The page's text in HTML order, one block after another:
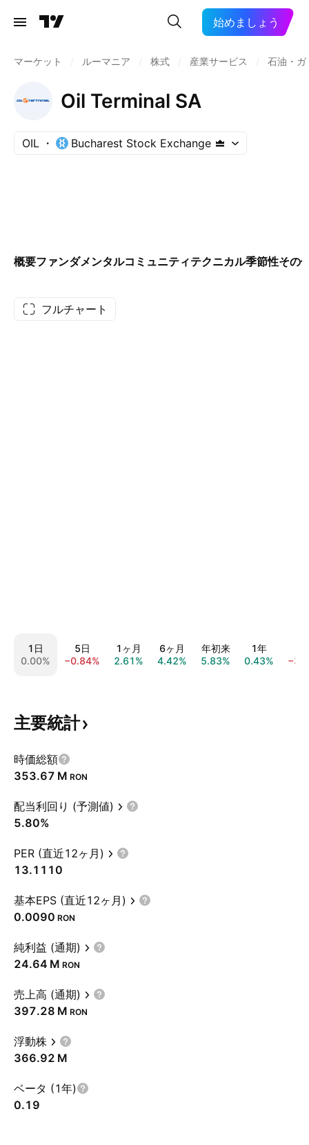
始めましょう
マーケット ルーマニア 株式 産業サービス 石油・ガ
Oil Terminal SA
OIL Bucharest Stock Exchange
概要ファンダメンタルコミュニティテクニカル季節性その
フルチャート
1日
0.00%
5日
−0.84%
1ヶ月
2.61%
6ヶ月
4.42%
年初来
5.83%
1年
0.43%
主要統計
時価総額
‪353.67 M‬ RON
配当利回り (予測値)
5.80%
PER (直近12ヶ月)
13.1110
基本EPS (直近12ヶ月)
0.0090 RON
純利益 (通期)
‪24.64 M‬ RON
売上高 (通期)
‪397.28 M‬ RON
浮動株
‪366.92 M‬
ベータ (1年)
0.19